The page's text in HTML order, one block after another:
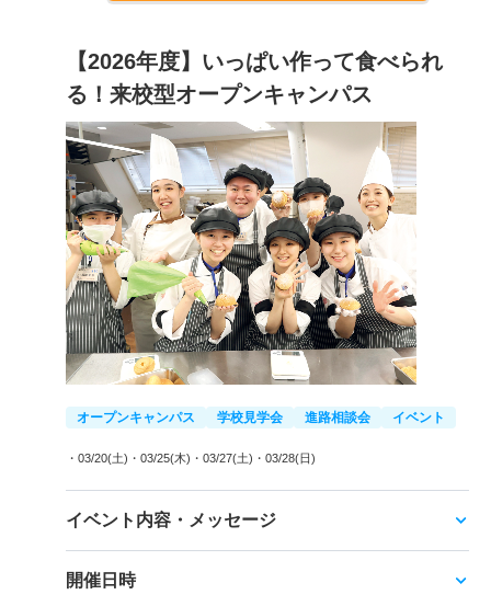
【2026年度】いっぱい作って食べられ
る！来校型オープンキャンパス
オープンキャンパス 学校見学会 進路相談会 イベント
・03/20(土) ・03/25(木) ・03/27(土) ・03/28(日)
イベント内容・メッセージ
開催日時